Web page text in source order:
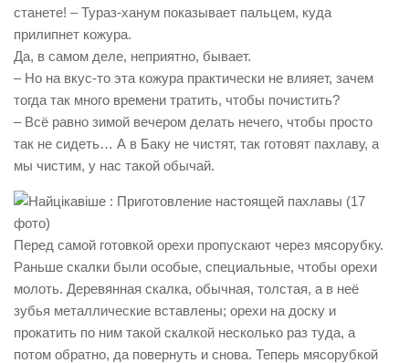
станете! – Тураз-ханум показывает пальцем, куда
прилипнет кожура.
Да, в самом деле, неприятно, бывает.
– Но на вкус-то эта кожура практически не влияет, зачем
тогда так много времени тратить, чтобы почистить?
– Всё равно зимой вечером делать нечего, чтобы просто
так не сидеть… А в Баку не чистят, так готовят пахлаву, а
мы чистим, у нас такой обычай.
Перед самой готовкой орехи пропускают через мясорубку.
Раньше скалки были особые, специальные, чтобы орехи
молоть. Деревянная скалка, обычная, толстая, а в неё
зубья металлические вставлены; орехи на доску и
прокатить по ним такой скалкой несколько раз туда, а
потом обратно, да повернуть и снова. Теперь мясорубкой